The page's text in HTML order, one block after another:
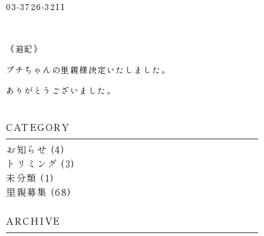
03-3726-3211
《追記》
ブチちゃんの里親様決定いたしました。
ありがとうございました。
CATEGORY
お知らせ (4)
トリミング (3)
未分類 (1)
里親募集 (68)
ARCHIVE